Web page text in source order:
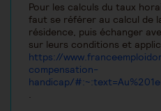
Pour les calculs du taux
faut se référer au calcul de
résidence, puis échanger
sur leurs conditions et
https://
compensation-
handicap/
.